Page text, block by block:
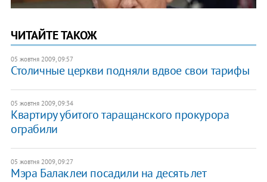
ЧИТАЙТЕ ТАКОЖ
05 жовтня 2009, 09:57
Столичные церкви подняли вдвое свои тарифы
05 жовтня 2009, 09:34
Квартиру убитого таращанского прокурора
ограбили
05 жовтня 2009, 09:27
Мэра Балаклеи посадили на десять лет